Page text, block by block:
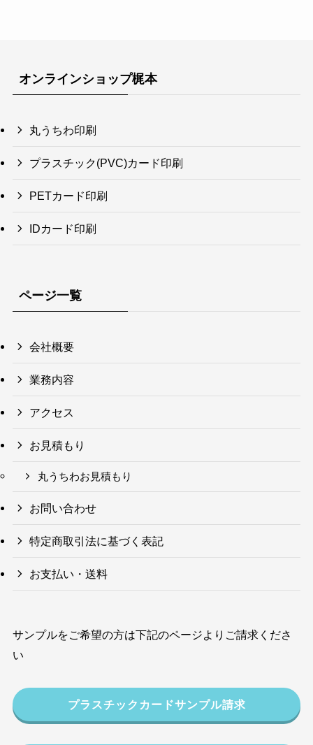
オンラインショップ梶本
丸うちわ印刷
プラスチック(PVC)カード印刷
PETカード印刷
IDカード印刷
ページ一覧
会社概要
業務内容
アクセス
お見積もり
丸うちわお見積もり
お問い合わせ
特定商取引法に基づく表記
お支払い・送料
サンプルをご希望の方は下記のページよりご請求くださ
い
プラスチックカードサンプル請求